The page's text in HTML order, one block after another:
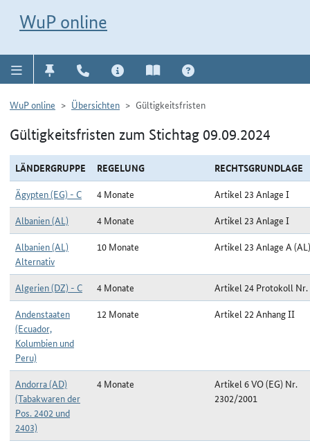
WuP online
WuP online Übersichten Gültigkeitsfristen
Gültigkeitsfristen zum Stichtag 09.09.2024
LÄNDERGRUPPE REGELUNG
RECHTSGRUNDLAGE
Ägypten (EG) - C
4 Monate
Artikel 23 Anlage I
Albanien (AL)
4 Monate
Artikel 23 Anlage I
Albanien (AL)
Alternativ
10 Monate Artikel 23 Anlage A (AL)
Algerien (DZ) - C 4 Monate
Artikel 24 Protokoll Nr.
Andenstaaten
(Ecuador,
Kolumbien und
Peru)
12 Monate Artikel 22 Anhang II
Andorra (AD)
(Tabakwaren der
Pos. 2402 und
2403)
4 Monate
Artikel 6 VO (EG) Nr.
2302/2001